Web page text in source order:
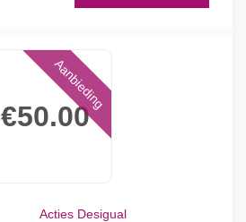
€50.00
Aanbieding
Acties Desigual